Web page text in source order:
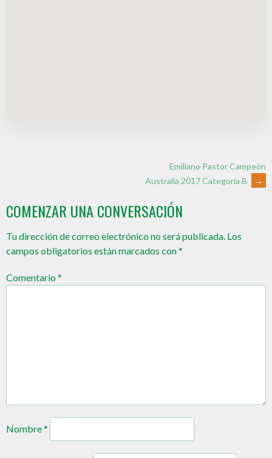
Emiliano Pastor Campeón
Australia 2017 Categoría B
→
COMENZAR UNA CONVERSACIÓN
Tu dirección de correo electrónico no será publicada. Los
campos obligatorios están marcados con*
Comentario*
Nombre*